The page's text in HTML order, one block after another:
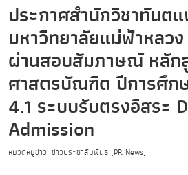
ประกาศสำนักวิชาทันต
มหาวิทยาลัยแม่ฟ้าหลว
ผ่านสอบสัมภาษณ์ หลั
ศาสตรบัณฑิต ปีการศึก
4.1 ระบบรับตรงอิสระ
Admission
หมวดหมู่ข่าว: ข่าวประชาสัมพันธ์ (PR News)